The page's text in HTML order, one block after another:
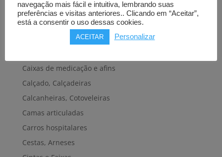
Cadeiras de banho, banheira e sanitárias
Cadeiras de rodas elétricas
Cadeiras de rodas manuais
Caixas de medicação e afins
Calçado, Calçadeiras
Calcanheiras, Cotoveleiras
Camas articuladas
Carros hospitalares
Cestas, Arneses
navegação mais fácil e intuitiva, lembrando suas
preferências e visitas anteriores.. Clicando em “Aceitar”,
está a consentir o uso dessas cookies.
ACEITAR Personalizar